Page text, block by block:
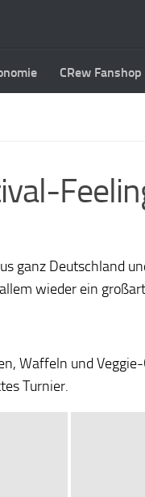
CRew Fanshop
ganz Deutschland
wieder ein
Waffeln und
Turnier.